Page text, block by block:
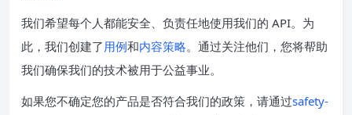
我们希望每个人都能安全、负责任地使用我们的 API。为
此，我们创建了用例和内容策略。通过关注他们，您将帮助
我们确保我们的技术被用于公益事业。
如果您不确定您的产品是否符合我们的政策，请通过safety-